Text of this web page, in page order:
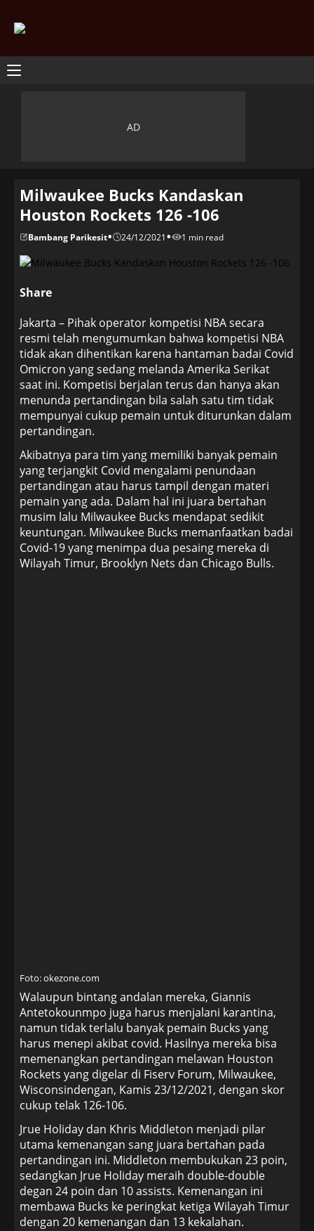
Milwaukee Bucks Kandaskan
Houston Rockets 126 -106
Bambang Parikesit• 24/12/2021• 1 min read
Share
Jakarta – Pihak operator kompetisi NBA secara
resmi telah mengumumkan bahwa kompetisi NBA
tidak akan dihentikan karena hantaman badai Covid
Omicron yang sedang melanda Amerika Serikat
saat ini. Kompetisi berjalan terus dan hanya akan
menunda pertandingan bila salah satu tim tidak
mempunyai cukup pemain untuk diturunkan dalam
pertandingan.
Akibatnya para tim yang memiliki banyak pemain
yang terjangkit Covid mengalami penundaan
pertandingan atau harus tampil dengan materi
pemain yang ada. Dalam hal ini juara bertahan
musim lalu Milwaukee Bucks mendapat sedikit
keuntungan. Milwaukee Bucks memanfaatkan badai
Covid-19 yang menimpa dua pesaing mereka di
Wilayah Timur, Brooklyn Nets dan Chicago Bulls.
Foto: okezone.com
Walaupun bintang andalan mereka, Giannis
Antetokounmpo juga harus menjalani karantina,
namun tidak terlalu banyak pemain Bucks yang
harus menepi akibat covid. Hasilnya mereka bisa
memenangkan pertandingan melawan Houston
Rockets yang digelar di Fiserv Forum, Milwaukee,
Wisconsindengan, Kamis 23/12/2021, dengan skor
cukup telak 126-106.
Jrue Holiday dan Khris Middleton menjadi pilar
utama kemenangan sang juara bertahan pada
pertandingan ini. Middleton membukukan 23 poin,
sedangkan Jrue Holiday meraih double-double
degan 24 poin dan 10 assists. Kemenangan ini
membawa Bucks ke peringkat ketiga Wilayah Timur
dengan 20 kemenangan dan 13 kekalahan.